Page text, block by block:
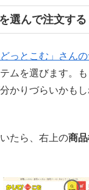
選んで注文する
どっとこむ」さんの
ムを選びます。
かりづらいかも
たら、右上の商